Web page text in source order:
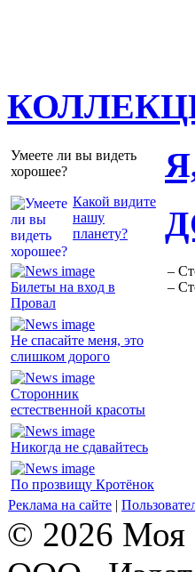
Умеете ли вы видеть
хорошее?
Какой видите
нашу
планету?
Билеты на вход в
Провал
Не спасайте меня, это
слишком дорого
Сторонник
естественной красоты
Никогда не сдавайтесь
По прозвищу Кротёнок
–
–
Реклама на сайте |
© 2026 Моя